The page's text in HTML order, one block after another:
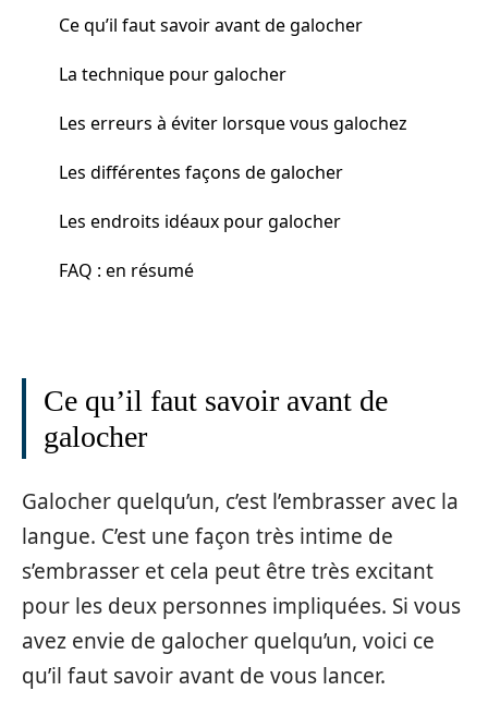
Ce qu’il faut savoir avant de galocher
La technique pour galocher
Les erreurs à éviter lorsque vous galochez
Les différentes façons de galocher
Les endroits idéaux pour galocher
FAQ : en résumé
Ce qu’il faut savoir avant de
galocher
Galocher quelqu’un, c’est l’embrasser avec la
langue. C’est une façon très intime de
s’embrasser et cela peut être très excitant
pour les deux personnes impliquées. Si vous
avez envie de galocher quelqu’un, voici ce
qu’il faut savoir avant de vous lancer.